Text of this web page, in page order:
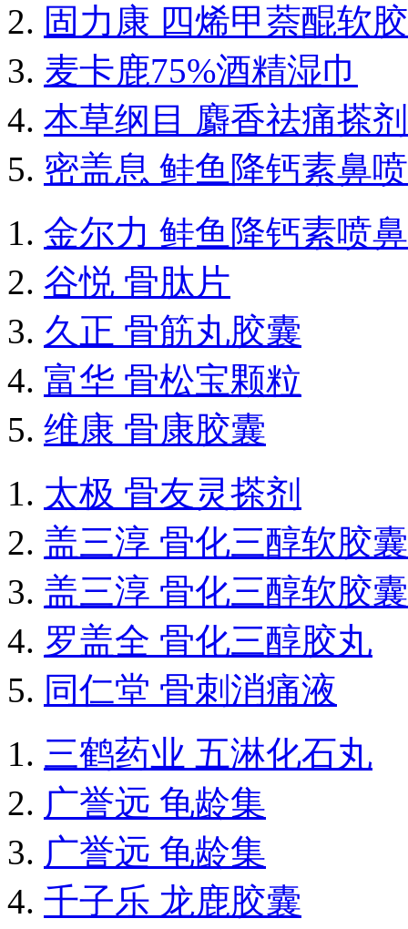
固力康 四烯甲萘醌软
麦卡鹿75%酒精湿巾
本草纲目 麝香祛痛搽剂
密盖息 鲑鱼降钙素鼻
金尔力 鲑鱼降钙素喷
谷悦 骨肽片
久正 骨筋丸胶囊
富华 骨松宝颗粒
维康 骨康胶囊
太极 骨友灵搽剂
盖三淳 骨化三醇软胶囊
盖三淳 骨化三醇软胶囊
罗盖全 骨化三醇胶丸
同仁堂 骨刺消痛液
三鹤药业 五淋化石丸
广誉远 龟龄集
广誉远 龟龄集
千子乐 龙鹿胶囊